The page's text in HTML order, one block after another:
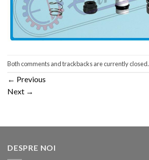
Both comments and trackbacks are currently closed.
← Previous
Next →
DESPRE NOI